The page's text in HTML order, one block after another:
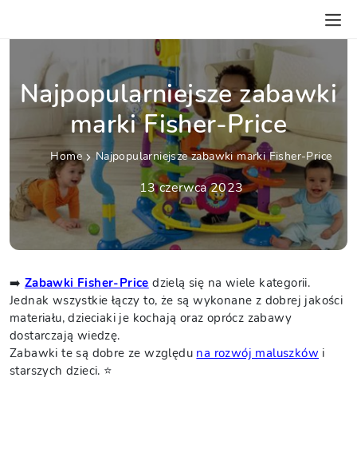
HomeNajpopularniejsze zabawki
marki Fisher-Price
Home Najpopularniejsze zabawki marki Fisher-Price
13 czerwca 2023
➡️ Zabawki Fisher-Price dzielą się na wiele kategorii.
Jednak wszystkie łączy to, że są wykonane z dobrej jakości
materiału, dzieciaki je kochają oraz oprócz zabawy
dostarczają wiedzę.
Zabawki te są dobre ze względu na rozwój maluszków i
starszych dzieci. ⭐